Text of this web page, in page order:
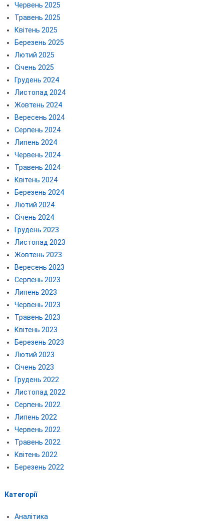
Червень 2025
Травень 2025
Квітень 2025
Березень 2025
Лютий 2025
Січень 2025
Грудень 2024
Листопад 2024
Жовтень 2024
Вересень 2024
Серпень 2024
Липень 2024
Червень 2024
Травень 2024
Квітень 2024
Березень 2024
Лютий 2024
Січень 2024
Грудень 2023
Листопад 2023
Жовтень 2023
Вересень 2023
Серпень 2023
Липень 2023
Червень 2023
Травень 2023
Квітень 2023
Березень 2023
Лютий 2023
Січень 2023
Грудень 2022
Листопад 2022
Серпень 2022
Липень 2022
Червень 2022
Травень 2022
Квітень 2022
Березень 2022
Категорії
Аналітика